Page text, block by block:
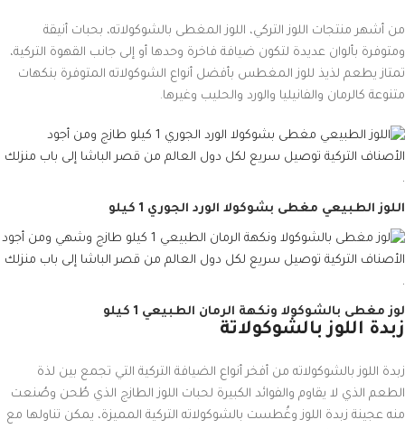
من أشهر منتجات اللوز التركي، اللوز المغطى بالشوكولاته، بحبات أنيقة
ومتوفرة بألوان عديدة لتكون ضيافة فاخرة وحدها أو إلى جانب القهوة التركية،
تمتاز يطعم لذيذ للوز المغطس بأفضل أنواع الشوكولاته المتوفرة بنكهات
متنوعة كالرمان والفانيليا والورد والحليب وغيرها.
اللوز الطبيعي مغطى بشوكولا الورد الجوري 1 كيلو
لوز مغطى بالشوكولا ونكهة الرمان الطبيعي 1 كيلو
زبدة اللوز بالشوكولاتة
زبدة اللوز بالشوكولاته من أفخر أنواع الضيافة التركية التي تجمع بين لذة
الطعم الذي لا يقاوم والفوائد الكبيرة لحبات اللوز الطازج الذي طُحن وصُنعت
منه عجينة زبدة اللوز وغُطست بالشوكولاته التركية المميزة، يمكن تناولها مع